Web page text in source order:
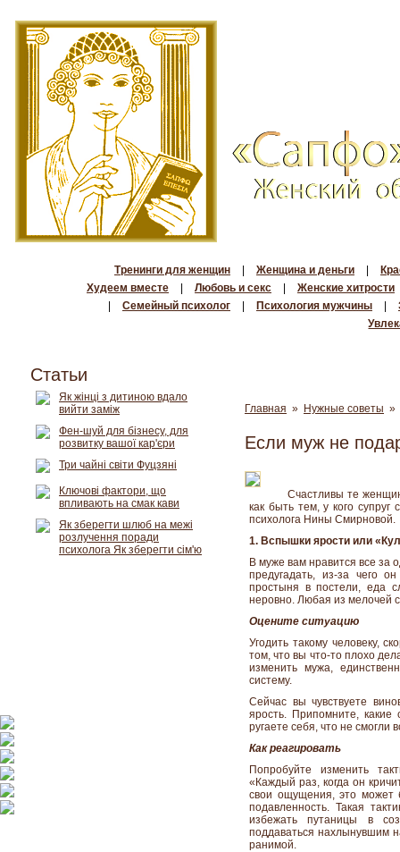
Тренинги для женщин Женщина и деньги
Худеем вместе
Любовь и секс
Женские хитрости
Семейный психолог Психология мужчины
Главная » Нужные советы »
Если муж не
Счастливы те
как быть тем, у кого
психолога Нины Смирновой.
1. Вспышки ярости или
В муже вам нравится все
предугадать, из-за чего
простыня в постели, еда
неровно. Любая из мелочей
Оцените ситуацию
Угодить такому человеку,
том, что вы что-то плохо
изменить мужа,
систему.
Сейчас вы чувствуете
ярость. Припомните,
ругаете себя, что не смогли
Как реагировать
Попробуйте изменить
«Каждый раз, когда он
свои ощущения, это может
подавленность. Такая
избежать путаницы в
поддаваться нахлынувшим
ранимой.
Статьи
Як жінці з дитиною вдало
вийти заміж
Фен-шуй для бізнесу, для
розвитку вашої кар'єри
Три чайні світи Фуцзяні
Ключові фактори, що
впливають на смак кави
Як зберегти шлюб на межі
розлучення поради
психолога Як зберегти сім'ю